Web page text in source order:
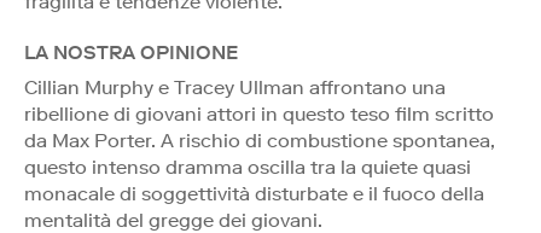
LA NOSTRA OPINIONE
Cillian Murphy e Tracey Ullman affrontano una
ribellione di giovani attori in questo teso film scritto
da Max Porter. A rischio di combustione spontanea,
questo intenso dramma oscilla tra la quiete quasi
monacale di soggettività disturbate e il fuoco della
mentalità del gregge dei giovani.